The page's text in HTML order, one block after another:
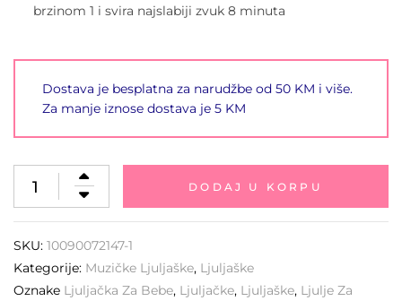
brzinom 1 i svira najslabiji zvuk 8 minuta
Dostava je besplatna za narudžbe od 50 KM i više.
Za manje iznose dostava je 5 KM
DODAJ U KORPU
SKU: 10090072147-1
Kategorije: Muzičke Ljuljaške, Ljuljaške
Oznake Ljuljačka Za Bebe, Ljuljačke, Ljuljaške, Ljulje Za